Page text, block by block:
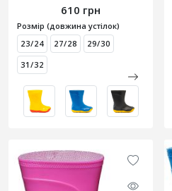
610 грн
Розмір (довжина устілок)
23/24
27/28
29/30
31/32